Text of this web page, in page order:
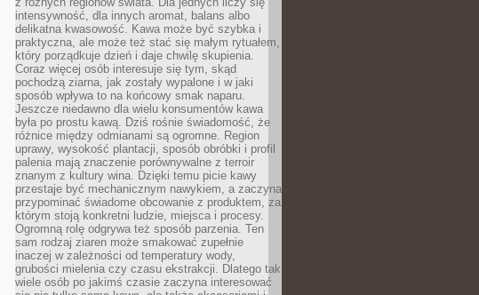
intensywność, dla innych aromat, balans albo
delikatna kwasowość. Kawa może być szybka i
praktyczna, ale może też stać się małym rytuałem,
który porządkuje dzień i daje chwilę skupienia.
Coraz więcej osób interesuje się tym, skąd
pochodzą ziarna, jak zostały wypalone i w jaki
sposób wpływa to na końcowy smak naparu.
Jeszcze niedawno dla wielu konsumentów kawa
była po prostu kawą. Dziś rośnie świadomość, że
różnice między odmianami są ogromne. Region
uprawy, wysokość plantacji, sposób obróbki i profil
palenia mają znaczenie porównywalne z terroir
znanym z kultury wina. Dzięki temu picie kawy
przestaje być mechanicznym nawykiem, a zaczyna
przypominać świadome obcowanie z produktem, za
którym stoją konkretni ludzie, miejsca i procesy.
Ogromną rolę odgrywa też sposób parzenia. Ten
sam rodzaj ziaren może smakować zupełnie
inaczej w zależności od temperatury wody,
grubości mielenia czy czasu ekstrakcji. Dlatego tak
wiele osób po jakimś czasie zaczyna interesować